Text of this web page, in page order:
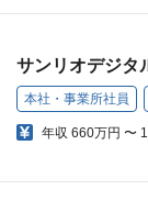
サンリオデジタ
本社・事業所社員
年収 660万円 〜